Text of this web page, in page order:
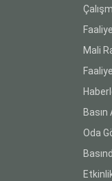
Mali
Basın
Oda